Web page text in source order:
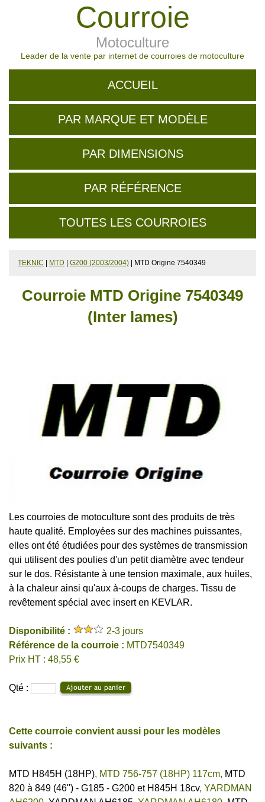
Courroie
Motoculture
Leader de la vente par internet de courroies de motoculture
ACCUEIL
PAR MARQUE ET MODÈLE
PAR DIMENSIONS
PAR RÉFÉRENCE
TOUTES LES COURROIES
TEKNIC MTD G200 (2003/2004) | MTD Origine 7540349
Courroie MTD Origine 7540349
(Inter lames)
Les courroies de motoculture sont des produits de très
haute qualité. Employées sur des machines puissantes,
elles ont été étudiées pour des systèmes de transmission
qui utilisent des poulies d'un petit diamètre avec tendeur
sur le dos. Résistante à une tension maximale, aux huiles,
à la chaleur ainsi qu'aux à-coups de charges. Tissu de
revêtement spécial avec insert en KEVLAR.
Disponibilité :
2-3 jours
Référence de la courroie : MTD7540349
Prix HT : 48,55 €
Qté :
Cette courroie convient aussi pour les modèles
suivants :
MTD H845H (18HP), MTD 756-757 (18HP) 117cm, MTD
820 à 849 (46") - G185 - G200 et H845H 18cv, YARDMAN